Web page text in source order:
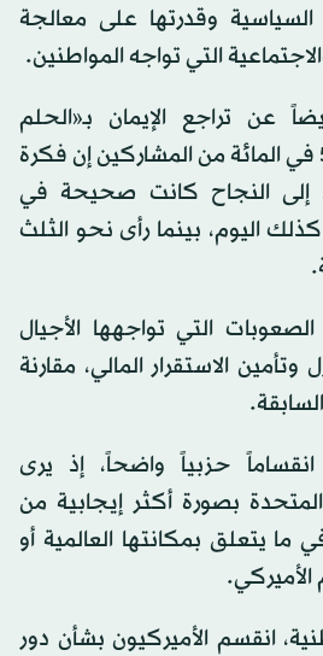
السياسية وقدرتها على معالجة
التي تواجه المواطنين.
عن تراجع الإيمان بـ«الحلم
الأميركي». فقد قال 51 في المائة من المشاركين إن فكرة
إلى النجاح كانت صحيحة في
اليوم، بينما رأى نحو الثلث
التي تواجهها الأجيال
وتأمين الاستقرار المالي، مقارنة
حزبياً واضحاً، إذ يرى
بصورة أكثر إيجابية من
ما يتعلق بمكانتها العالمية أو
انقسم الأميركيون بشأن دور